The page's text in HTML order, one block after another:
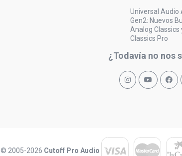
Universal Audio
Gen2: Nuevos
Analog Classics
Classics Pro
¿Todavía no nos
© 2005-2026 Cutoff Pro Audio